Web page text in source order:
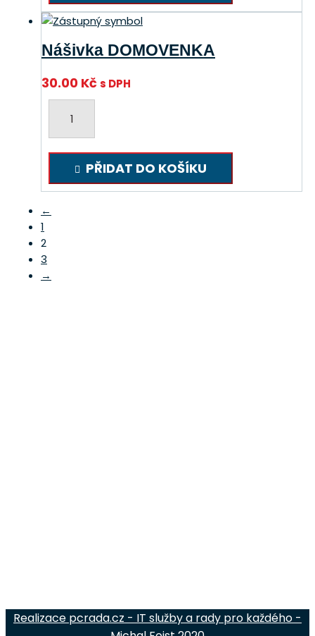
Nášivka DOMOVENKA
30.00 Kčs DPH
DOMOVENKA
množství
PŘIDAT DO KOŠÍKU
←
1
2
3
→
Realizace pcrada.cz - IT služby a rady pro každého -